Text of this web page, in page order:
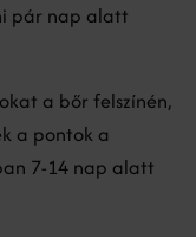
pár nap alatt
a bőr felszínén,
a pontok a
7-14 nap alatt